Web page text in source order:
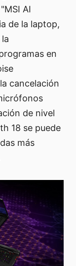
AI
de la laptop,
en
cancelación
de nivel
18 se puede
más